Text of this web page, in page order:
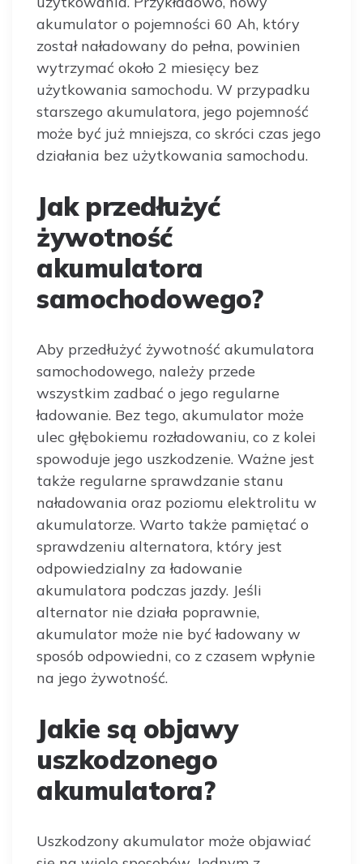
akumulator o pojemności 60 Ah, który
został naładowany do pełna, powinien
wytrzymać około 2 miesięcy bez
użytkowania samochodu. W przypadku
starszego akumulatora, jego pojemność
może być już mniejsza, co skróci czas jego
działania bez użytkowania samochodu.
Jak przedłużyć
żywotność
akumulatora
samochodowego?
Aby przedłużyć żywotność akumulatora
samochodowego, należy przede
wszystkim zadbać o jego regularne
ładowanie. Bez tego, akumulator może
ulec głębokiemu rozładowaniu, co z kolei
spowoduje jego uszkodzenie. Ważne jest
także regularne sprawdzanie stanu
naładowania oraz poziomu elektrolitu w
akumulatorze. Warto także pamiętać o
sprawdzeniu alternatora, który jest
odpowiedzialny za ładowanie
akumulatora podczas jazdy. Jeśli
alternator nie działa poprawnie,
akumulator może nie być ładowany w
sposób odpowiedni, co z czasem wpłynie
na jego żywotność.
Jakie są objawy
uszkodzonego
akumulatora?
Uszkodzony akumulator może objawiać